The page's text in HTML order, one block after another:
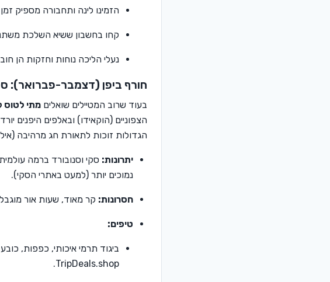
הזמינו לינה ותחבורה מספיק
קחו בחשבון ששיא השלכת
נעלי הליכה נוחות וחזקות הן
חורף ביפן (דצמבר-פברואר):
בעוד שרוב המטיילים שואלים מתי לטוס
הצפוניים (הוקאידו) ובאלפים היפנים
הגדולות זוכות לתאורת חג מרהיבה
יתרונות: סקי וסנובורד ברמה
נמוכים יותר (למעט באתרי הסקי).
חסרונות: קר מאוד, שעות אור
טיפים:
ביגוד תרמי איכותי, כפפות,
TripDeals.shop.